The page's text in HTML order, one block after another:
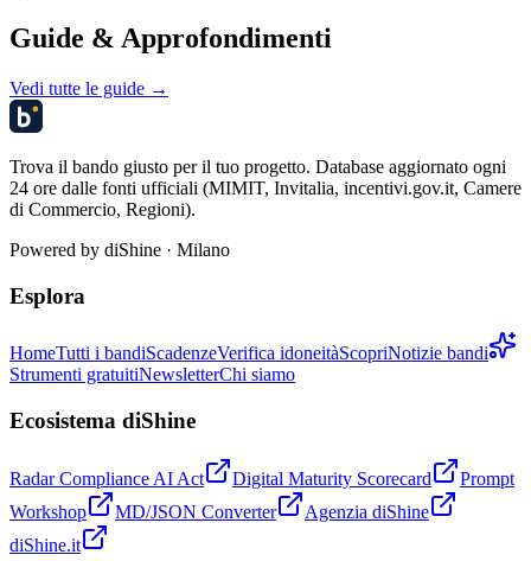
Guide & Approfondimenti
Vedi tutte le guide →
Trova il bando giusto per il tuo progetto. Database aggiornato ogni
24 ore dalle fonti ufficiali (MIMIT, Invitalia, incentivi.gov.it, Camere
di Commercio, Regioni).
Powered by diShine · Milano
Esplora
HomeTutti i bandiScadenzeVerifica idoneitàScopriNotizie bandi
Strumenti gratuitiNewsletterChi siamo
Ecosistema diShine
Radar Compliance AI Act Digital Maturity Scorecard
Prompt
Workshop
MD/JSON Converter
Agenzia diShine
diShine.it